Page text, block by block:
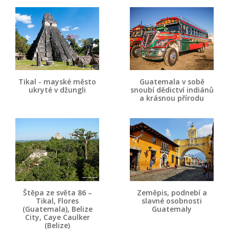
Tikal - mayské město
ukryté v džungli
Guatemala v sobě
snoubí dědictví indiánů
a krásnou přírodu
Štěpa ze světa 86 –
Tikal, Flores
(Guatemala), Belize
City, Caye Caulker
(Belize)
Zeměpis, podnebí a
slavné osobnosti
Guatemaly